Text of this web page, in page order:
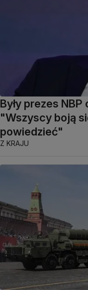
Były prezes
"Wszyscy boją
powiedzieć"
Z KRAJU